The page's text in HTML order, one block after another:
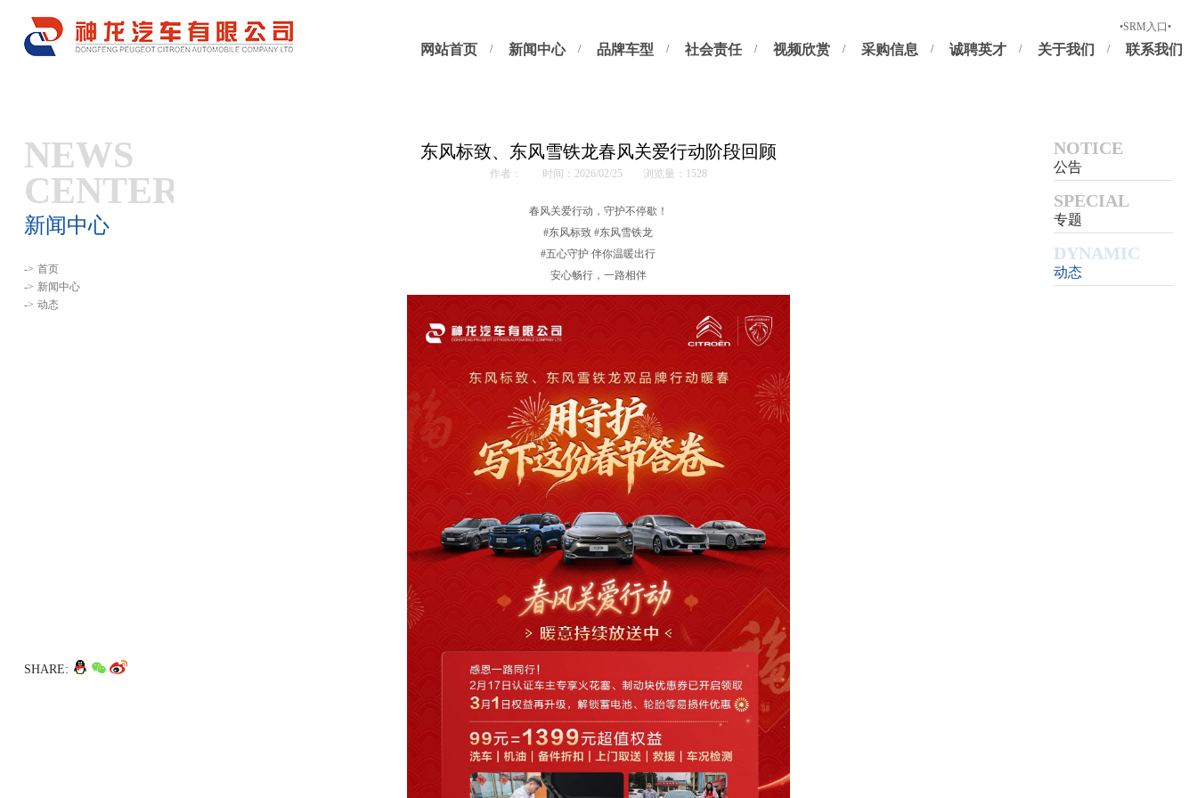
正式供应商及潜在供应商登录
•SRM入口•
网站首页 新闻中心 品牌车型 社会责任 视频欣赏 采购信息 诚聘英才 关于我们 联系我们
NEWS
CENTER
新闻中心
-> 首页
-> 新闻中心
-> 动态
SHARE:
东风标致、东风雪铁龙春风关爱行动阶段回顾
作者： 时间：2026/02/25 浏览量：1528
春风关爱行动，守护不停歇！
#东风标致 #东风雪铁龙
#五心守护 伴你温暖出行
安心畅行，一路相伴
NOTICE
公告
SPECIAL
专题
DYNAMIC
动态